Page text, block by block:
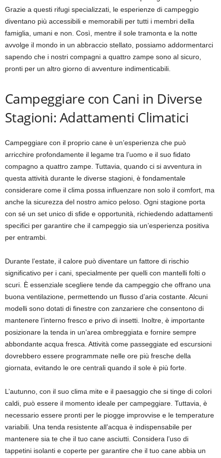
Grazie a questi rifugi specializzati, le esperienze di campeggio
diventano più accessibili e memorabili per tutti i membri della
famiglia, umani e non. Così, mentre il sole tramonta e la notte
avvolge il mondo in un abbraccio stellato, possiamo addormentarci
sapendo che i nostri compagni a quattro zampe sono al sicuro,
pronti per un altro giorno di avventure indimenticabili.
Campeggiare con Cani in Diverse
Stagioni: Adattamenti Climatici
Campeggiare con il proprio cane è un’esperienza che può
arricchire profondamente il legame tra l’uomo e il suo fidato
compagno a quattro zampe. Tuttavia, quando ci si avventura in
questa attività durante le diverse stagioni, è fondamentale
considerare come il clima possa influenzare non solo il comfort, ma
anche la sicurezza del nostro amico peloso. Ogni stagione porta
con sé un set unico di sfide e opportunità, richiedendo adattamenti
specifici per garantire che il campeggio sia un’esperienza positiva
per entrambi.
Durante l’estate, il calore può diventare un fattore di rischio
significativo per i cani, specialmente per quelli con mantelli folti o
scuri. È essenziale scegliere tende da campeggio che offrano una
buona ventilazione, permettendo un flusso d’aria costante. Alcuni
modelli sono dotati di finestre con zanzariere che consentono di
mantenere l’interno fresco e privo di insetti. Inoltre, è importante
posizionare la tenda in un’area ombreggiata e fornire sempre
abbondante acqua fresca. Attività come passeggiate ed escursioni
dovrebbero essere programmate nelle ore più fresche della
giornata, evitando le ore centrali quando il sole è più forte.
L’autunno, con il suo clima mite e il paesaggio che si tinge di colori
caldi, può essere il momento ideale per campeggiare. Tuttavia, è
necessario essere pronti per le piogge improvvise e le temperature
variabili. Una tenda resistente all’acqua è indispensabile per
mantenere sia te che il tuo cane asciutti. Considera l’uso di
tappetini isolanti e coperte per garantire che il tuo cane abbia un